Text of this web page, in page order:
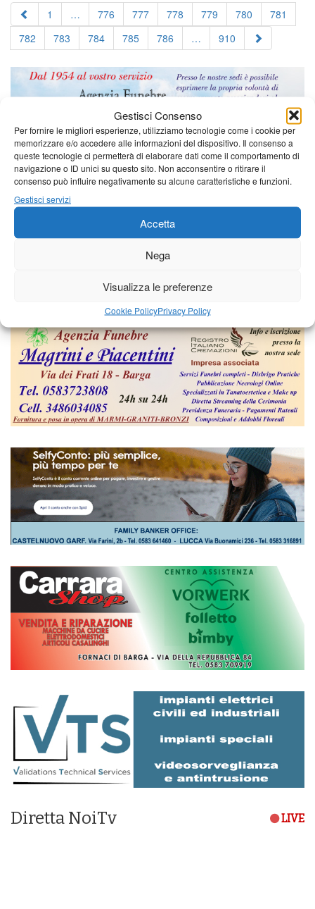
Gestisci Consenso
Per fornire le migliori esperienze, utilizziamo tecnologie come i cookie per
memorizzare e/o accedere alle informazioni del dispositivo. Il consenso a
queste tecnologie ci permetterà di elaborare dati come il comportamento di
navigazione o ID unici su questo sito. Non acconsentire o ritirare il
consenso può influire negativamente su alcune caratteristiche e funzioni.
Gestisci servizi
Accetta
Nega
Visualizza le preferenze
Cookie PolicyPrivacy Policy
1 … 776 777 778 779 780
781
782
783 784 785 786 … 910
Diretta NoiTv LIVE